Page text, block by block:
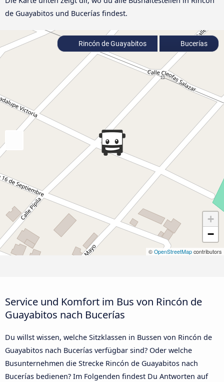
de Guayabitos und Bucerías findest.
+
−
© OpenStreetMap contributors
Rincón de Guayabitos Bucerías
Service und Komfort im Bus von Rincón de
Guayabitos nach Bucerías
Du willst wissen, welche Sitzklassen in Bussen von Rincón de
Guayabitos nach Bucerías verfügbar sind? Oder welche
Busunternehmen die Strecke Rincón de Guayabitos nach
Bucerías bedienen? Im Folgenden findest Du Antworten auf